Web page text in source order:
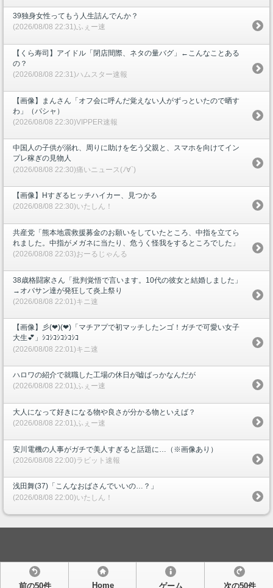
39独身女性ってもう人生詰んでんか？
(2026/08/08 22:31)ふぇー速
【くら寿司】アイドル「閉店間際、ネタの量バグ」←こんなことある
の？
(2026/08/08 22:31)ハムスター速報
【画像】まんさん「オフ会に呼んだ覚えない人がずっといたので晒す
わ」（パシャ）
(2026/08/08 22:30)VIPPER速報
中国人の子供が溺れ、周りに助けを乞う父親と、スマホを向けてイン
プレ稼ぎの見物人
(2026/08/08 22:30)痛いニュース(ﾉ∀`)
【画像】Hすぎるヒッチハイカー、見つかる
(2026/08/08 22:30)いたしん！
共産党「熊本地震救援募金のお願いをしていたところ、中指を立てら
れました。中指がメガネに当たり、危うく怪我をするところでした」
(2026/08/08 22:03)おーるじゃんる
38歳格闘家さん「批判覚悟で言います。10代の彼女と結婚しました」
→オバサン達が発狂して炎上祭り
(2026/08/08 22:01)キニ速
【画像】彡(❤︎)(❤︎)「マチアプで初マッチしたンゴ！ガチで可愛い女子
大生💕」ｼｺｼｺｼｺｼｺｼｺ
(2026/08/08 22:01)キニ速
ハロワの紹介で就職した工場の休日が嘘ばっかなんだが
(2026/08/08 22:01)ふぇー速
大人になって好きになる物や良さが分かる物といえば？
(2026/08/08 22:01)ふぇー速
安川電機の人事がガチで美人すぎると話題に…（※画像あり）
(2026/08/08 22:00)ラビット速報
浅田舞(37)「こんなおばさんでいいの…？」
(2026/08/08 22:00)いたしん！
前の50件 Home ゲーム 次の50件